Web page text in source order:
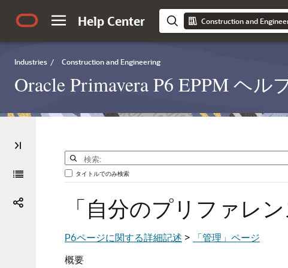
Help Center Construction and
Industries / Construction and Engineering
Oracle Primavera P6 EPPM ヘ
タイトルでのみ検索
「自分のプリファレ
P6ページに関する詳細記述 >
「管理」ページ
概要